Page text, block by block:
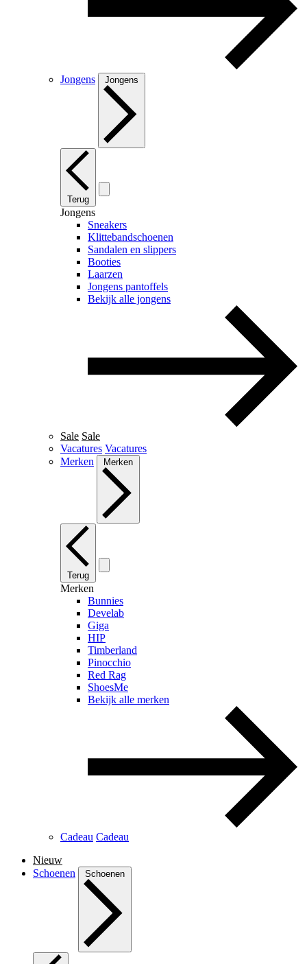
Jongens Jongens
Terug
Jongens
Sneakers
Klittebandschoenen
Sandalen en slippers
Booties
Laarzen
Jongens pantoffels
Bekijk alle jongens
Sale Sale
Vacatures Vacatures
Merken
Merken
Terug
Merken
Bunnies
Develab
Giga
HIP
Timberland
Pinocchio
Red Rag
ShoesMe
Bekijk alle merken
Cadeau Cadeau
Nieuw
Schoenen
Schoenen